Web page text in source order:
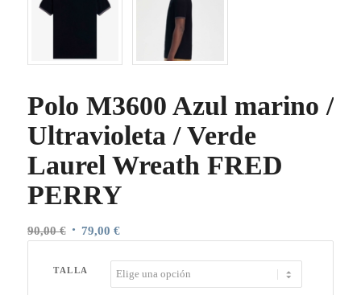
Polo M3600 Azul marino /
Ultravioleta / Verde
Laurel Wreath FRED
PERRY
90,00€ El
original
79,00 €El
actual
es:
TALLA